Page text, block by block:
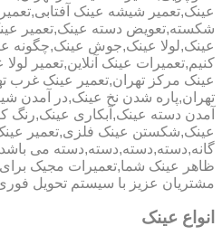
عینک,تعمیر شیشه عینک
شکسته,تعویض دسته عینک,تعمیر
عینک,لولا عینک,جوش عینک,چگونه
کنیم,تعمیرات عینک آنلاین,تعمیر لولا
عینک مرکز تهران,تعمیر عینک غرب
تهران,پاره شدن نخ عینک,در آمدن
آمدن دسته عینک,آبکاری
عینک,شکستن عینک فلزی,تعمیر
گانه,دسته,دسته,دسته,دسته می
ظاهر عینک شما,تعمیرات مجیک
مشتریان عزیز با سیستم تحویل
انواع عینک